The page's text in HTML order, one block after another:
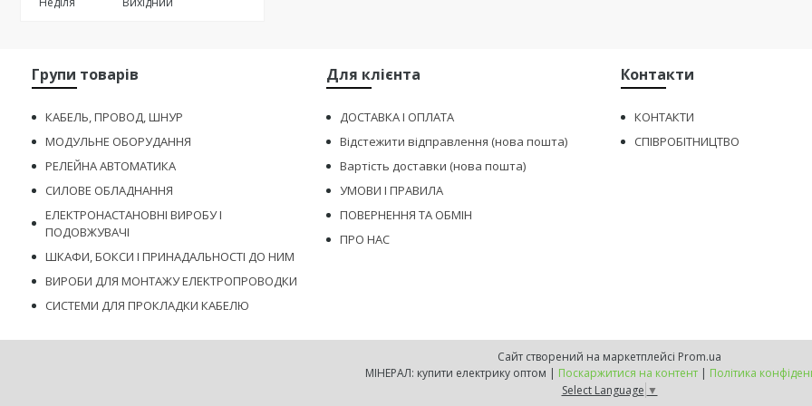
Групи товарів
КАБЕЛЬ, ПРОВОД, ШНУР
МОДУЛЬНЕ ОБОРУДАННЯ
РЕЛЕЙНА АВТОМАТИКА
СИЛОВЕ ОБЛАДНАННЯ
ЕЛЕКТРОНАСТАНОВНІ ВИРОБУ І
ПОДОВЖУВАЧІ
ШКАФИ, БОКСИ І ПРИНАДАЛЬНОСТІ ДО НИМ
ВИРОБИ ДЛЯ МОНТАЖУ ЕЛЕКТРОПРОВОДКИ
СИСТЕМИ ДЛЯ ПРОКЛАДКИ КАБЕЛЮ
Для клієнта
ДОСТАВКА І ОПЛАТА
Відстежити відправлення (нова пошта)
Вартість доставки (нова пошта)
УМОВИ І ПРАВИЛА
ПОВЕРНЕННЯ ТА ОБМІН
ПРО НАС
Контакти
КОНТАКТИ
СПІВРОБІТНИЦТВО
Сайт створений на маркетплейсі Prom.ua
МIНЕРАЛ: купити електрику оптом | Поскаржитися на контент | Політика
Select Language ▼